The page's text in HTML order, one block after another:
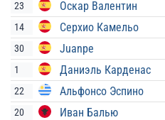
23 Оскар Валентин
14 Серхио Камельо
30 Juanpe
1 Даниэль Карденас
22 Альфонсо Эспино
20 Иван Балью